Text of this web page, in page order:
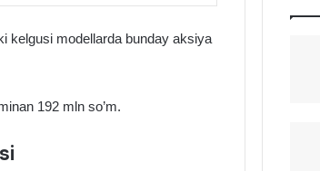
kelgusi modellarda bunday aksiya
192 mln so’m.